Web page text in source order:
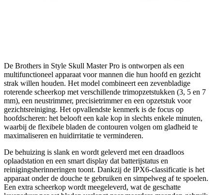
De Brothers in Style Skull Master Pro is ontworpen als een
multifunctioneel apparaat voor mannen die hun hoofd en gezicht
strak willen houden. Het model combineert een zevenbladige
roterende scheerkop met verschillende trimopzetstukken (3, 5 en 7
mm), een neustrimmer, precisietrimmer en een opzetstuk voor
gezichtsreiniging. Het opvallendste kenmerk is de focus op
hoofdscheren: het belooft een kale kop in slechts enkele minuten,
waarbij de flexibele bladen de contouren volgen om gladheid te
maximaliseren en huidirritatie te verminderen.
De behuizing is slank en wordt geleverd met een draadloos
oplaadstation en een smart display dat batterijstatus en
reinigingsherinneringen toont. Dankzij de IPX6-classificatie is het
apparaat onder de douche te gebruiken en simpelweg af te spoelen.
Een extra scheerkop wordt meegeleverd, wat de geschatte